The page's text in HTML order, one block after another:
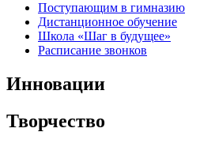
Поступающим в гимназию
Дистанционное обучение
Школа «Шаг в будущее»
Расписание звонков
Инновации
Творчество